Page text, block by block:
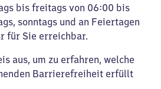
bis freitags von 06:00 bis
sonntags und an Feiertagen
für Sie erreichbar.
aus, um zu erfahren, welche
Barrierefreiheit erfüllt